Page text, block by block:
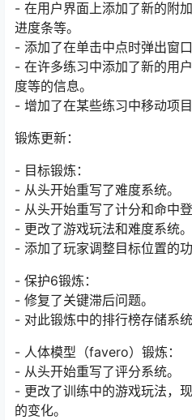
- 在用户界面上添加了新的附
进度条等。
- 添加了在单击中点时弹出窗口
- 在许多练习中添加了新的用
度等的信息。
- 增加了在某些练习中移动项目
锻炼更新：
- 目标锻炼：
- 从头开始重写了难度系统。
- 从头开始重写了计分和命中登
- 更改了游戏玩法和难度系统。
- 添加了玩家调整目标位置的功
- 保护6锻炼：
- 修复了关键滞后问题。
- 对此锻炼中的排行榜存储系统
- 人体模型（favero）锻炼：
- 从头开始重写了评分系统。
- 更改了训练中的游戏玩法，
的变化。